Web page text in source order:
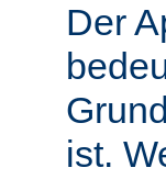
Der
ist.